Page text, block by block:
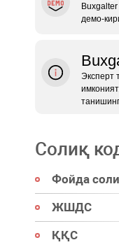
Эксперт
танишинг
Солиқ
Фойда
ЖШДС
ҚҚС